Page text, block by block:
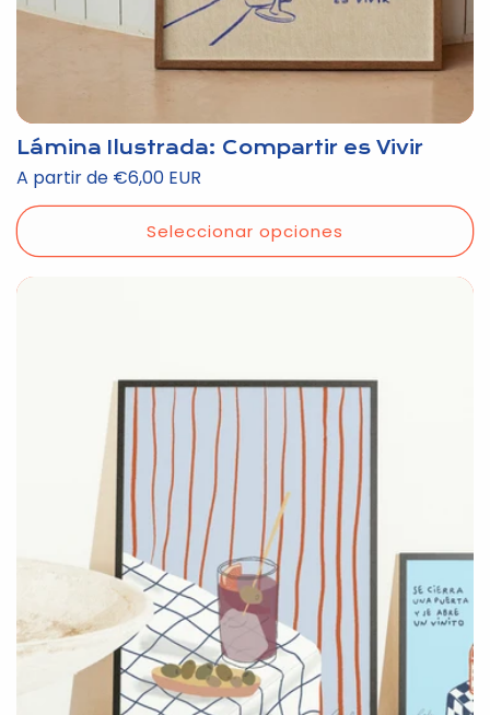
Lámina Ilustrada: Compartir es Vivir
Precio
habitual
A partir de €6,00 EUR
Seleccionar opciones